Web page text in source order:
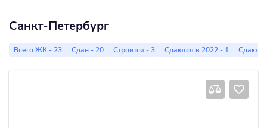
Санкт-Петербург
Всего ЖК - 23 Сдан - 20 Строится - 3 Сдаются в 2022 - 1